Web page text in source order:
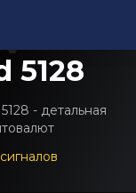
5128
- детальная